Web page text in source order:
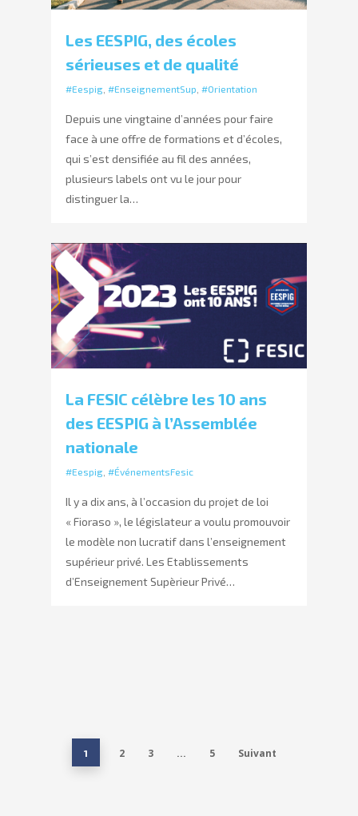
Les EESPIG, des écoles
sérieuses et de qualité
#Eespig #EnseignementSup #Orientation
Depuis une vingtaine d’années pour faire
face à une offre de formations et d’écoles,
qui s’est densifiée au fil des années,
plusieurs labels ont vu le jour pour
distinguer la…
La FESIC célèbre les 10 ans
des EESPIG à l’Assemblée
nationale
#Eespig #ÉvénementsFesic
Il y a dix ans, à l’occasion du projet de loi
« Fioraso », le législateur a voulu promouvoir
le modèle non lucratif dans l’enseignement
supérieur privé. Les Etablissements
d’Enseignement Supèrieur Privé…
1 2 3 … 5 Suivant